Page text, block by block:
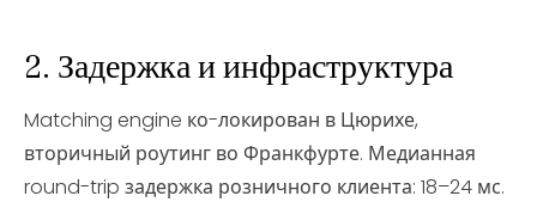
2. Задержка и инфраструктура
Matching engine ко-локирован в Цюрихе,
вторичный роутинг во Франкфурте. Медианная
round-trip задержка розничного клиента: 18–24 мс.